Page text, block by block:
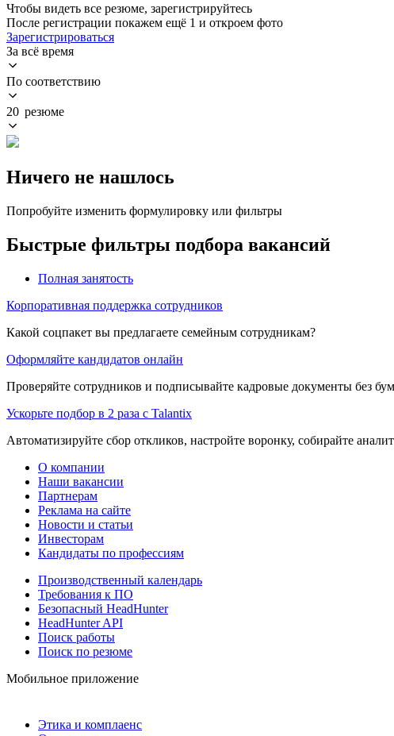
Чтобы видеть все резюме, зарегистрируйтесь
После регистрации покажем ещё 1 и откроем фото
Зарегистрироваться
За всё время
По соответствию
20 резюме
Ничего не нашлось
Попробуйте изменить формулировку или фильтры
Быстрые фильтры подбора вакансий
Полная занятость
Корпоративная поддержка сотрудников
Какой соцпакет вы предлагаете семейным сотрудникам?
Оформляйте кандидатов онлайн
Проверяйте сотрудников и подписывайте кадровые документы без
Ускорьте подбор в 2 раза с Talantix
Автоматизируйте сбор откликов, настройте воронку, собирайте
О компании
Наши вакансии
Партнерам
Реклама на сайте
Новости и статьи
Инвесторам
Кандидаты по профессиям
Производственный календарь
Требования к ПО
Безопасный HeadHunter
HeadHunter API
Поиск работы
Поиск по резюме
Мобильное приложение
Этика и комплаенс